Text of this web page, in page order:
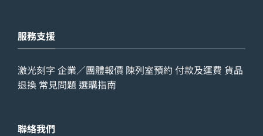
服務支援
激光刻字 企業／團體報價 陳列室預約 付款及運費 貨品
退換 常見問題 選購指南
聯絡我們